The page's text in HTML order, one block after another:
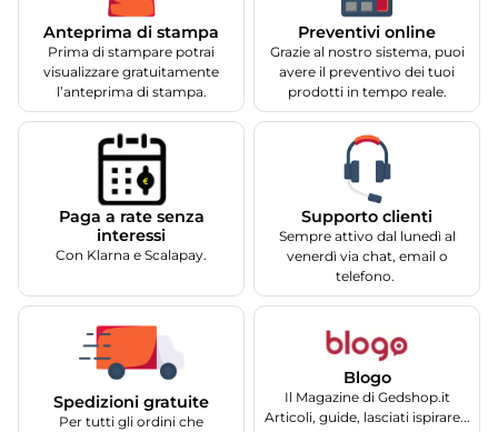
Anteprima di stampa
Prima di stampare potrai
visualizzare gratuitamente
l’anteprima di stampa.
Preventivi online
Grazie al nostro sistema, puoi
avere il preventivo dei tuoi
prodotti in tempo reale.
Paga a rate senza
interessi
Con Klarna e Scalapay.
Supporto clienti
Sempre attivo dal lunedì al
venerdì via chat, email o
telefono.
Spedizioni gratuite
Per tutti gli ordini che
Blogo
Il Magazine di Gedshop.it
Articoli, guide, lasciati ispirare...